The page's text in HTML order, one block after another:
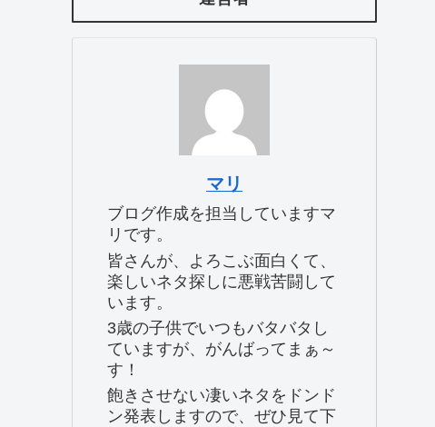
マリ
ブログ作成を担当していますマ
リです。
皆さんが、よろこぶ面白くて、
楽しいネタ探しに悪戦苦闘して
います。
3歳の子供でいつもバタバタし
ていますが、がんばってまぁ～
す！
飽きさせない凄いネタをドンド
ン発表しますので、ぜひ見て下